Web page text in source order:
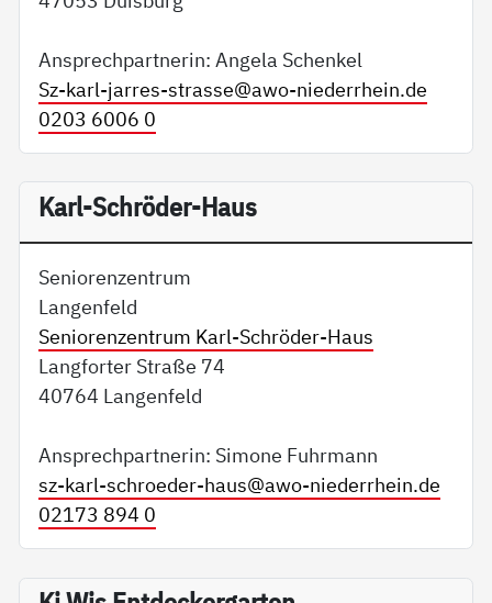
Ansprechpartnerin: Angela Schenkel
Sz-karl-jarres-strasse@awo-niederrhein.de
0203 6006 0
Karl-Schröder-Haus
Seniorenzentrum
Langenfeld
Seniorenzentrum Karl-Schröder-Haus
Langforter Straße 74
40764 Langenfeld
Ansprechpartnerin: Simone Fuhrmann
sz-karl-schroeder-haus@awo-niederrhein.de
02173 894 0